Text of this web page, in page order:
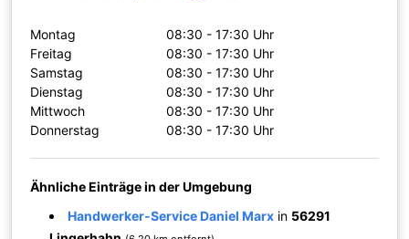
Montag
08:30 - 17:30 Uhr
Freitag
08:30 - 17:30 Uhr
Samstag
08:30 - 17:30 Uhr
Dienstag
08:30 - 17:30 Uhr
Mittwoch
08:30 - 17:30 Uhr
Donnerstag
08:30 - 17:30 Uhr
Ähnliche Einträge in der Umgebung
Handwerker-Service Daniel Marx in 56291